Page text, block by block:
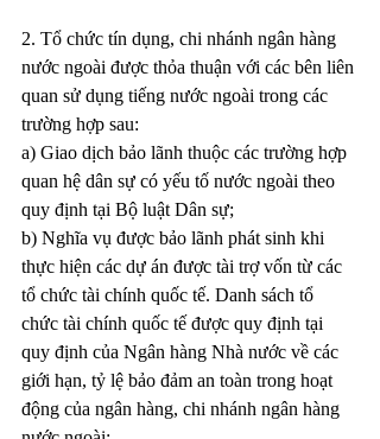
2. Tổ chức tín dụng, chi nhánh ngân hàng
nước ngoài được thỏa thuận với các bên liên
quan sử dụng tiếng nước ngoài trong các
trường hợp sau:
a) Giao dịch bảo lãnh thuộc các trường hợp
quan hệ dân sự có yếu tố nước ngoài theo
quy định tại Bộ luật Dân sự;
b) Nghĩa vụ được bảo lãnh phát sinh khi
thực hiện các dự án được tài trợ vốn từ các
tổ chức tài chính quốc tế. Danh sách tổ
chức tài chính quốc tế được quy định tại
quy định của Ngân hàng Nhà nước về các
giới hạn, tỷ lệ bảo đảm an toàn trong hoạt
động của ngân hàng, chi nhánh ngân hàng